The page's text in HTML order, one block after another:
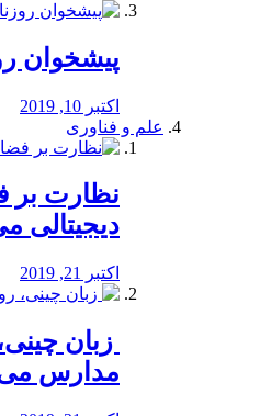
پیشخوان
اکتبر 10, 2019
علم و فناوری
نظارت بر
دیجیتالی
اکتبر 21, 2019
زبان
مدارس